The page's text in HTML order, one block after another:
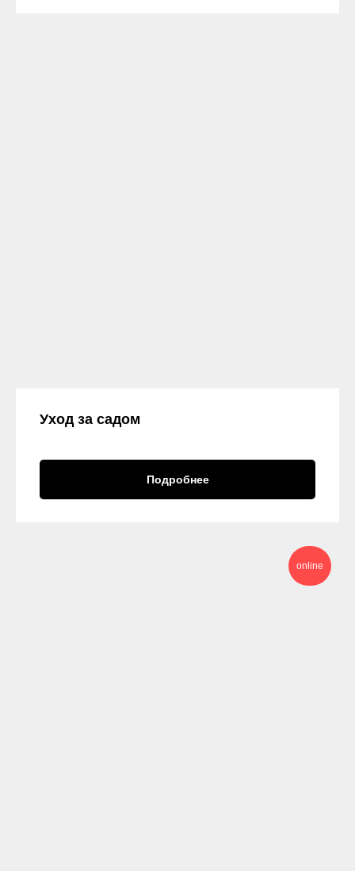
Уход за садом
Подробнее
online